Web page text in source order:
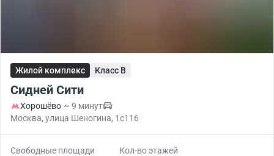
Жилой комплекс Класс B
Сидней Сити
Хорошёво ~ 9 минут
Москва, улица Шеногина, 1с116
Свободные площади
Кол-во этажей